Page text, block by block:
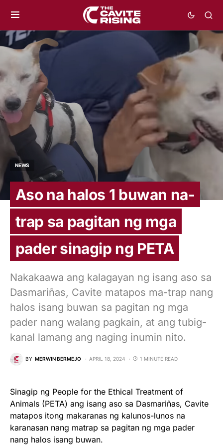
NEWS
Aso na halos 1 buwan na-
trap sa pagitan ng mga
pader sinagip ng PETA
Nakakaawa ang kalagayan ng isang aso sa
Dasmariñas, Cavite matapos ma-trap nang
halos isang buwan sa pagitan ng mga
pader nang walang pagkain, at ang tubig-
kanal lamang ang naging inumin nito.
BY MERWIN BERMEJO APRIL 18, 2024 1 MINUTE READ
Sinagip ng People for the Ethical Treatment of
Animals (PETA) ang isang aso sa Dasmariñas, Cavite
matapos itong makaranas ng kalunos-lunos na
karanasan nang matrap sa pagitan ng mga pader
nang halos isang buwan.